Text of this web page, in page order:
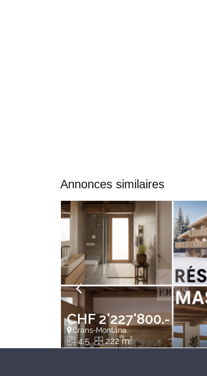
Annonces similaires
CHF 2'227'800.-
Crans-Montana
4.5 222 m2